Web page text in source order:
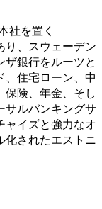
社を置く
、スウェーデン
銀行をルーツと
住宅ローン、中
保険、年金、そし
サルバンキングサ
ャイズと強力なオ
化されたエストニ